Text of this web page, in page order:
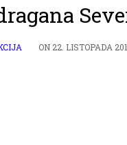
ON 22. LISTOPADA